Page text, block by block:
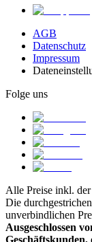
AGB
Datenschutz
Impressum
Folge uns
Alle Preise inkl.
Die
unverbindlichen
Ausgeschlossen